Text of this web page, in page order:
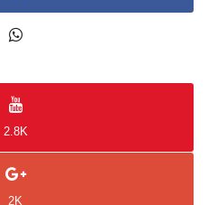
2.8K
2K